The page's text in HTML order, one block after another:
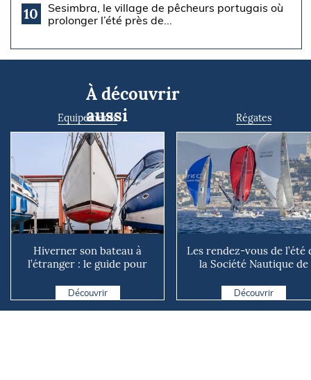
10
Sesimbra, le village de pêcheurs portugais où
prolonger l’été près de...
À découvrir
aussi
Equipements
Hiverner son bateau à
l’étranger : le guide pour
Découvrir
Régates
Les rendez-vous de l’été
la Société Nautique de
Découvrir